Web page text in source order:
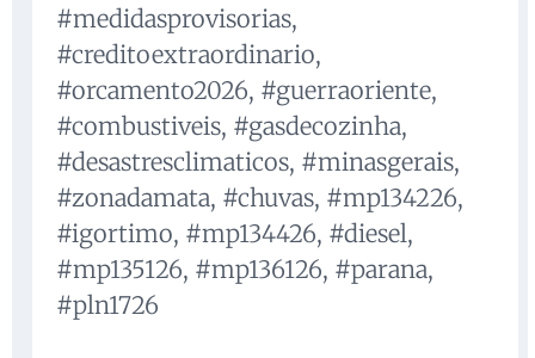
#medidasprovisorias,
#creditoextraordinario,
#orcamento2026, #guerraoriente,
#combustiveis, #gasdecozinha,
#desastresclimaticos, #minasgerais,
#zonadamata, #chuvas, #mp134226,
#igortimo, #mp134426, #diesel,
#mp135126, #mp136126, #parana,
#pln1726